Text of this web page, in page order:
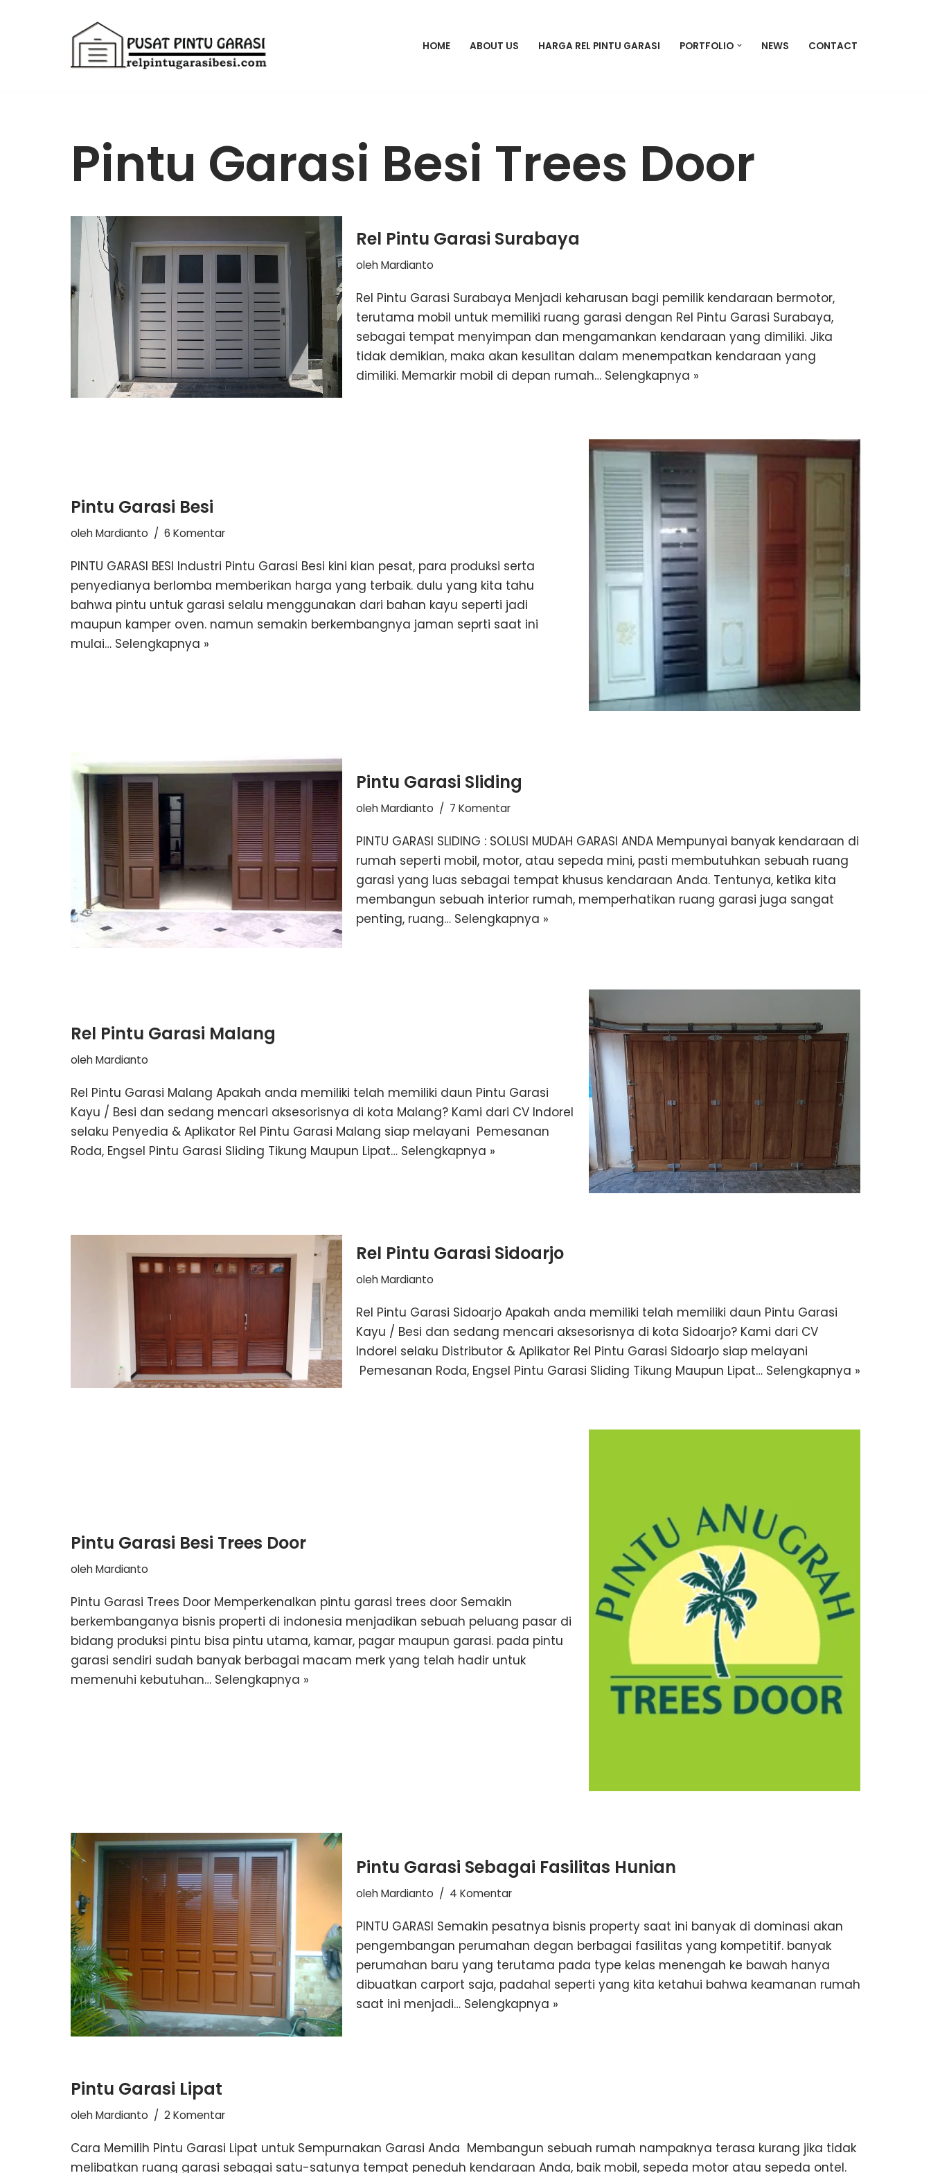
HOME ABOUT US HARGA REL PINTU GARASI PORTFOLIO NEWS CONTACT
Pintu Garasi Besi Trees Door
Rel Pintu Garasi Surabaya
olehMardianto
Rel Pintu Garasi Surabaya Menjadi keharusan bagi pemilik kendaraan bermotor,
terutama mobil untuk memiliki ruang garasi dengan Rel Pintu Garasi Surabaya,
sebagai tempat menyimpan dan mengamankan kendaraan yang dimiliki. Jika
tidak demikian, maka akan kesulitan dalam menempatkan kendaraan yang
dimiliki. Memarkir mobil di depan rumah… Selengkapnya »
Pintu Garasi Besi
olehMardianto 6 Komentar
PINTU GARASI BESI Industri Pintu Garasi Besi kini kian pesat, para produksi serta
penyedianya berlomba memberikan harga yang terbaik. dulu yang kita tahu
bahwa pintu untuk garasi selalu menggunakan dari bahan kayu seperti jadi
maupun kamper oven. namun semakin berkembangnya jaman seprti saat ini
mulai… Selengkapnya »
Pintu Garasi Sliding
olehMardianto 7 Komentar
PINTU GARASI SLIDING : SOLUSI MUDAH GARASI ANDA Mempunyai banyak kendaraan di
rumah seperti mobil, motor, atau sepeda mini, pasti membutuhkan sebuah ruang
garasi yang luas sebagai tempat khusus kendaraan Anda. Tentunya, ketika kita
membangun sebuah interior rumah, memperhatikan ruang garasi juga sangat
penting, ruang… Selengkapnya »
Rel Pintu Garasi Malang
olehMardianto
Rel Pintu Garasi Malang Apakah anda memiliki telah memiliki daun Pintu Garasi
Kayu / Besi dan sedang mencari aksesorisnya di kota Malang? Kami dari CV Indorel
selaku Penyedia & Aplikator Rel Pintu Garasi Malang siap melayani Pemesanan
Roda, Engsel Pintu Garasi Sliding Tikung Maupun Lipat… Selengkapnya »
Rel Pintu Garasi Sidoarjo
olehMardianto
Rel Pintu Garasi Sidoarjo Apakah anda memiliki telah memiliki daun Pintu Garasi
Kayu / Besi dan sedang mencari aksesorisnya di kota Sidoarjo? Kami dari CV
Indorel selaku Distributor & Aplikator Rel Pintu Garasi Sidoarjo siap melayani
Pemesanan Roda, Engsel Pintu Garasi Sliding Tikung Maupun Lipat… Selengkapnya »
Pintu Garasi Besi Trees Door
olehMardianto
Pintu Garasi Trees Door Memperkenalkan pintu garasi trees door Semakin
berkembanganya bisnis properti di indonesia menjadikan sebuah peluang pasar di
bidang produksi pintu bisa pintu utama, kamar, pagar maupun garasi. pada pintu
garasi sendiri sudah banyak berbagai macam merk yang telah hadir untuk
memenuhi kebutuhan… Selengkapnya »
Pintu Garasi Sebagai Fasilitas Hunian
olehMardianto 4 Komentar
PINTU GARASI Semakin pesatnya bisnis property saat ini banyak di dominasi akan
pengembangan perumahan degan berbagai fasilitas yang kompetitif. banyak
perumahan baru yang terutama pada type kelas menengah ke bawah hanya
dibuatkan carport saja, padahal seperti yang kita ketahui bahwa keamanan rumah
saat ini menjadi… Selengkapnya »
Pintu Garasi Lipat
olehMardianto 2 Komentar
Cara Memilih Pintu Garasi Lipat untuk Sempurnakan Garasi Anda Membangun sebuah rumah nampaknya terasa kurang jika tidak
melibatkan ruang garasi sebagai satu-satunya tempat peneduh kendaraan Anda, baik mobil, sepeda motor atau sepeda ontel.